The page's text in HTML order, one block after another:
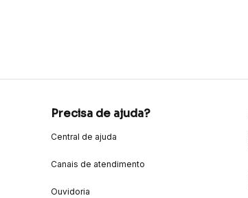
Precisa de ajuda?
Central de ajuda
Canais de atendimento
Ouvidoria